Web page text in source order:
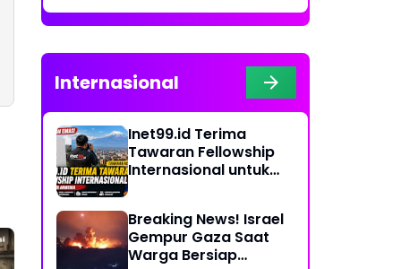
Budaya Sunda
Internasional
Inet99.id Terima
Tawaran Fellowship
Internasional untuk
Breaking News! Israel
Gempur Gaza Saat
Warga Bersiap